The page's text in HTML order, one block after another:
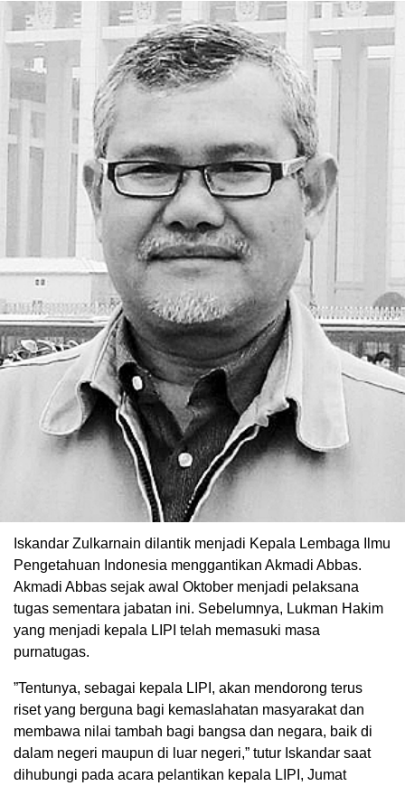
Iskandar Zulkarnain dilantik menjadi Kepala Lembaga Ilmu
Pengetahuan Indonesia menggantikan Akmadi Abbas.
Akmadi Abbas sejak awal Oktober menjadi pelaksana
tugas sementara jabatan ini. Sebelumnya, Lukman Hakim
yang menjadi kepala LIPI telah memasuki masa
purnatugas.
”Tentunya, sebagai kepala LIPI, akan mendorong terus
riset yang berguna bagi kemaslahatan masyarakat dan
membawa nilai tambah bagi bangsa dan negara, baik di
dalam negeri maupun di luar negeri,” tutur Iskandar saat
dihubungi pada acara pelantikan kepala LIPI, Jumat